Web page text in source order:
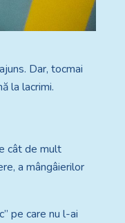
Dar, tocmai
la lacrimi.
cât de mult
a mângâierilor
pe care nu l-ai